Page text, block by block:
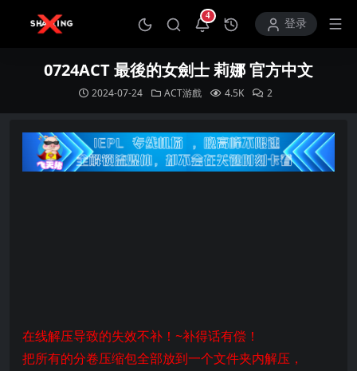
4
打开通知中心登录
0724ACT 最後的女劍士 莉娜 官方中文
2024-07-24 ACT游戲 4.5K 2
在线解压导致的失效不补！~补得话有偿！
把所有的分卷压缩包全部放到一个文件夹内解压，